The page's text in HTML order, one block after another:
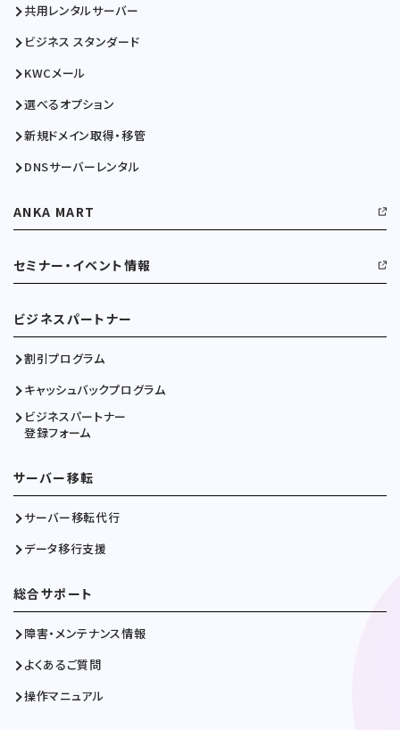
共用レンタルサーバー
ビジネス スタンダード
KWCメール
選べるオプション
新規ドメイン取得・移管
DNSサーバーレンタル
ANKA MART
セミナー・イベント情報
ビジネスパートナー
割引プログラム
キャッシュバックプログラム
ビジネスパートナー
登録フォーム
サーバー移転
サーバー移転代行
データ移行支援
総合サポート
障害・メンテナンス情報
よくあるご質問
操作マニュアル